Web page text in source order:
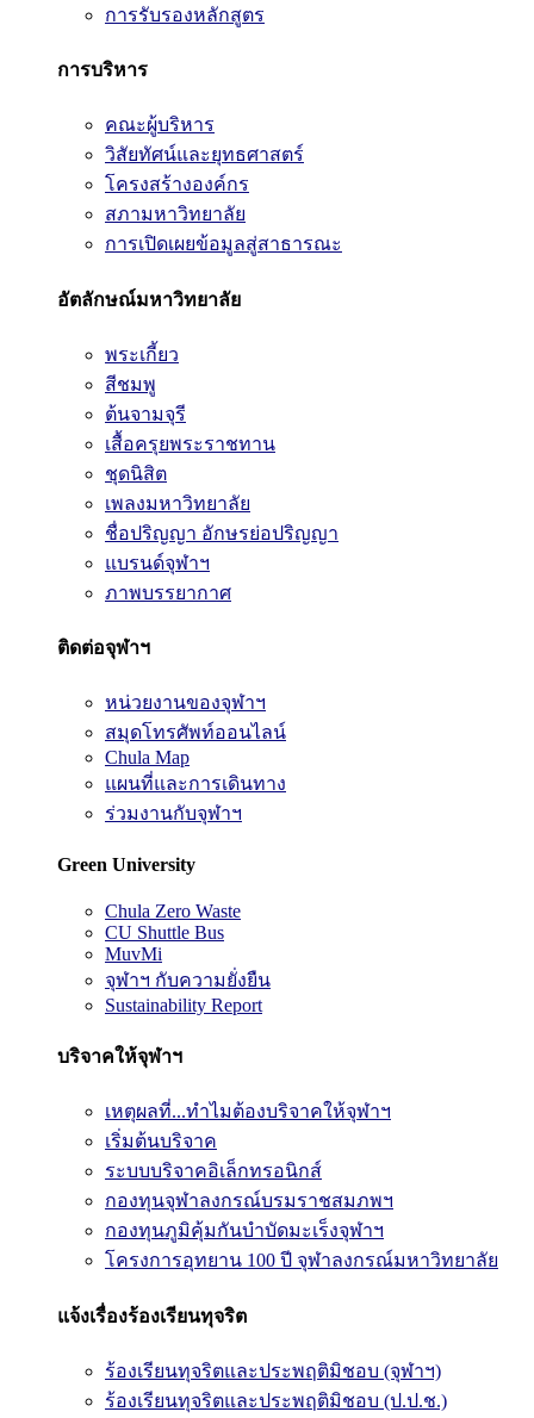
การรับรองหลักสูตร
การบริหาร
คณะผู้บริหาร
วิสัยทัศน์และยุทธศาสตร์
โครงสร้างองค์กร
สภามหาวิทยาลัย
การเปิดเผยข้อมูลสู่สาธารณะ
อัตลักษณ์มหาวิทยาลัย
พระเกี้ยว
สีชมพู
ต้นจามจุรี
เสื้อครุยพระราชทาน
ชุดนิสิต
เพลงมหาวิทยาลัย
ชื่อปริญญา อักษรย่อปริญญา
แบรนด์จุฬาฯ
ภาพบรรยากาศ
ติดต่อจุฬาฯ
หน่วยงานของจุฬาฯ
สมุดโทรศัพท์ออนไลน์
Chula Map
แผนที่และการเดินทาง
ร่วมงานกับจุฬาฯ
Green University
Chula Zero Waste
CU Shuttle Bus
MuvMi
จุฬาฯ กับความยั่งยืน
Sustainability Report
บริจาคให้จุฬาฯ
เหตุผลที่...ทำไมต้องบริจาคให้จุฬาฯ
เริ่มต้นบริจาค
ระบบบริจาคอิเล็กทรอนิกส์
กองทุนจุฬาลงกรณ์บรมราชสมภพฯ
กองทุนภูมิคุ้มกันบำบัดมะเร็งจุฬาฯ
โครงการอุทยาน 100 ปี จุฬาลงกรณ์มหาวิทยาลัย
แจ้งเรื่องร้องเรียนทุจริต
ร้องเรียนทุจริตและประพฤติมิชอบ (จุฬาฯ)
ร้องเรียนทุจริตและประพฤติมิชอบ (ป.ป.ช.)